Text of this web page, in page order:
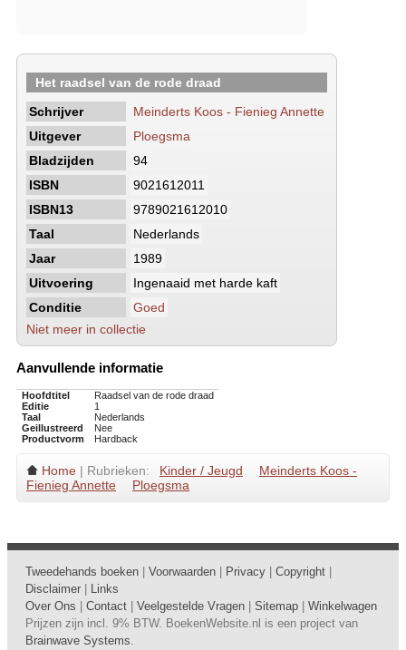
Het raadsel van de rode draad
Schrijver
Meinderts Koos - Fienieg Annette
Uitgever
Ploegsma
Bladzijden
94
ISBN
9021612011
ISBN13
9789021612010
Taal
Nederlands
Jaar
1989
Uitvoering
Ingenaaid met harde kaft
Conditie
Goed
Niet meer in collectie
Aanvullende informatie
Hoofdtitel
Raadsel van de rode draad
Editie
1
Taal
Nederlands
Geillustreerd
Nee
Productvorm
Hardback
Home | Rubrieken: Kinder / Jeugd
Meinderts Koos -
Fienieg Annette
Ploegsma
Tweedehands boeken Voorwaarden Privacy Copyright
Disclaimer
Links
Over Ons
Contact Veelgestelde Vragen Sitemap
Winkelwagen
Prijzen zijn incl. 9% BTW. BoekenWebsite.nl is een project van
Brainwave Systems.